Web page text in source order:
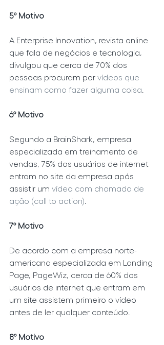
5º Motivo
A Enterprise Innovation, revista online
que fala de negócios e tecnologia,
divulgou que cerca de 70% dos
pessoas procuram por vídeos que
ensinam como fazer alguma coisa
6º Motivo
Segundo a BrainShark, empresa
especializada em treinamento de
vendas, 75% dos usuários de internet
entram no site da empresa após
assistir um vídeo com chamada de
ação (call to action)
7º Motivo
De acordo com a empresa norte-
americana especializada em Landing
Page, PageWiz, cerca de 60% dos
usuários de internet que entram em
um site assistem primeiro o vídeo
antes de ler qualquer conteúdo.
8º Motivo